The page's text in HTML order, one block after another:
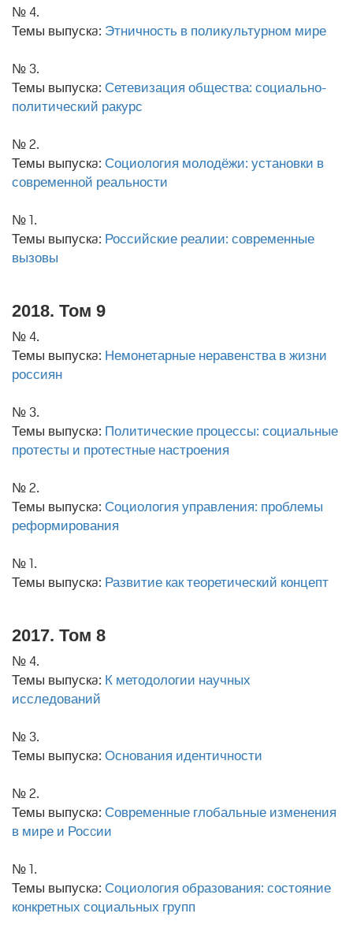
№ 4.
Темы выпускa: Этничность в поликультурном мире
№ 3.
Темы выпускa: Сетевизация общества: социально-
политический ракурс
№ 2.
Темы выпускa: Социология молодёжи: установки в
современной реальности
№ 1.
Темы выпускa: Российские реалии: современные
вызовы
2018. Том 9
№ 4.
Темы выпускa: Немонетарные неравенства в жизни
россиян
№ 3.
Темы выпускa: Политические процессы: социальные
протесты и протестные настроения
№ 2.
Темы выпускa: Социология управления: проблемы
реформирования
№ 1.
Темы выпускa: Развитие как теоретический концепт
2017. Том 8
№ 4.
Темы выпускa: К методологии научных
исследований
№ 3.
Темы выпускa: Основания идентичности
№ 2.
Темы выпускa: Современные глобальные изменения
в мире и Росcии
№ 1.
Темы выпускa: Социология образования: состояние
конкретных социальных групп